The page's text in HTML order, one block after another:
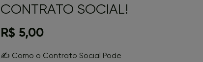
CONTRATO SOCIAL!
R$ 5,00Preço
✍️ Como o Contrato Social Pode